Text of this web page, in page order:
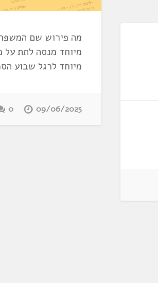
מה פירוש שם
מיוחד מנסה לתת על
מיוחד לרגל שבוע
09/06/2025
0